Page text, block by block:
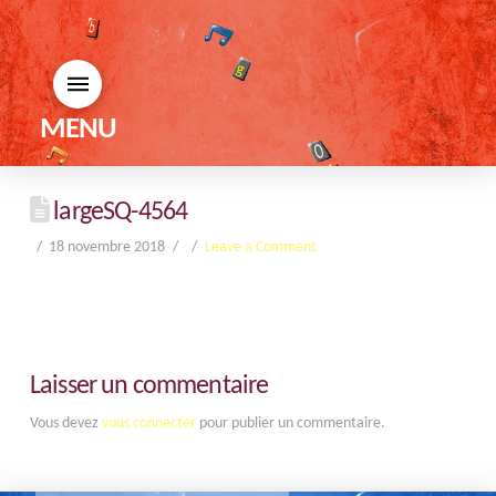
MENU
largeSQ-4564
18 novembre 2018 Leave a Comment
Laisser un commentaire
Vous devez vous connecterpour publier un commentaire.